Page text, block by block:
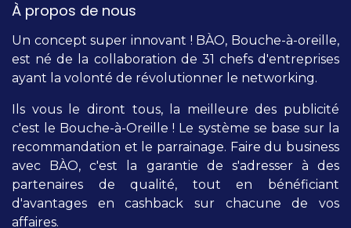
À propos de nous
Un concept super innovant ! BÀO, Bouche-à-oreille,
est né de la collaboration de 31 chefs d'entreprises
ayant la volonté de révolutionner le networking.
Ils vous le diront tous, la meilleure des publicité
c'est le Bouche-à-Oreille ! Le système se base sur la
recommandation et le parrainage. Faire du business
avec BÀO, c'est la garantie de s'adresser à des
partenaires de qualité, tout en bénéficiant
d'avantages en cashback sur chacune de vos
affaires.